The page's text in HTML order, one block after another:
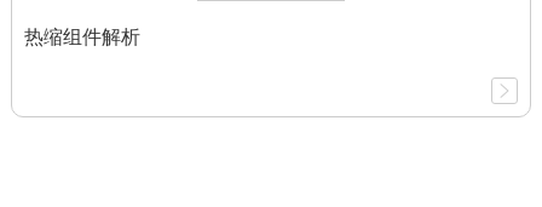
热缩组件解析